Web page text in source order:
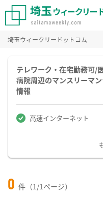
埼玉ウィークリードットコム
テレワーク・在宅勤務可
病院周辺のマンスリーマ
情報
高速インターネット
0 件（1/1ページ）